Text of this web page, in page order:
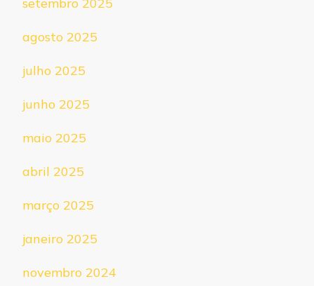
setembro 2025
agosto 2025
julho 2025
junho 2025
maio 2025
abril 2025
março 2025
janeiro 2025
novembro 2024